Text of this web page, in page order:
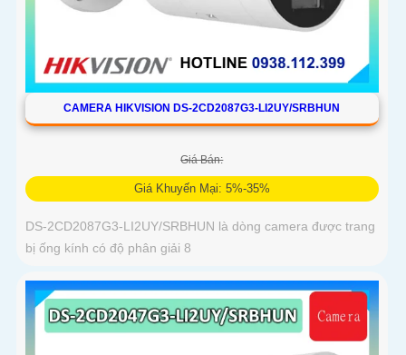
CAMERA HIKVISION DS-2CD2087G3-LI2UY/SRBHUN
Giá Bán:
Giá Khuyến Mại: 5%-35%
DS-2CD2087G3-LI2UY/SRBHUN là dòng camera được trang
bị ống kính có độ phân giải 8